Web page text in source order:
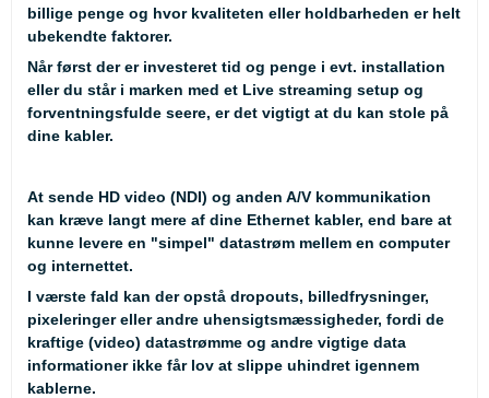
billige penge og hvor kvaliteten eller holdbarheden er helt
ubekendte faktorer.
Når først der er investeret tid og penge i evt. installation
eller du står i marken med et Live streaming setup og
forventningsfulde seere, er det vigtigt at du kan stole på
dine kabler.
At sende HD video (NDI) og anden A/V kommunikation
kan kræve langt mere af dine Ethernet kabler, end bare at
kunne levere en "simpel" datastrøm mellem en computer
og internettet.
I værste fald kan der opstå dropouts, billedfrysninger,
pixeleringer eller andre uhensigtsmæssigheder, fordi de
kraftige (video) datastrømme og andre vigtige data
informationer ikke får lov at slippe uhindret igennem
kablerne.